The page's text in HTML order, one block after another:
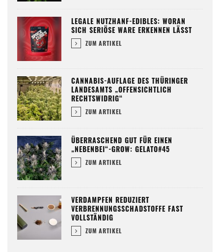
LEGALE NUTZHANF-EDIBLES: WORAN
SICH SERIÖSE WARE ERKENNEN LÄSST
ZUM ARTIKEL
CANNABIS-AUFLAGE DES THÜRINGER
LANDESAMTS „OFFENSICHTLICH
RECHTSWIDRIG“
ZUM ARTIKEL
ÜBERRASCHEND GUT FÜR EINEN
„NEBENBEI“-GROW: GELATO#45
ZUM ARTIKEL
VERDAMPFEN REDUZIERT
VERBRENNUNGSSCHADSTOFFE FAST
VOLLSTÄNDIG
ZUM ARTIKEL